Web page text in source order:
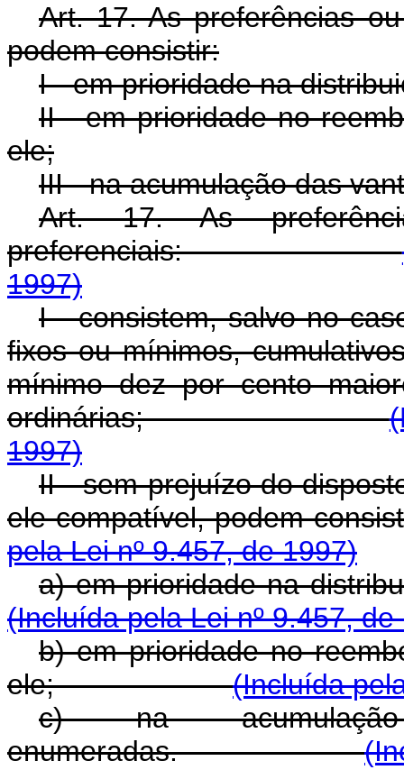
Art. 17. As preferências
podem consistir:
I - em prioridade na
II - em prioridade no
ele;
III - na acumulação das
Art. 17. As
preferenciais:
1997)
I - consistem, salvo no
fixos ou mínimos,
mínimo dez por cento
ordinárias;
1997)
II - sem prejuízo do
ele compatível,
pela Lei nº 9.457, de 1997)
a) em prioridade na
(Incluída pela Lei nº 9.457, de
b) em prioridade no
ele;(Incluída
c) na
enumeradas.